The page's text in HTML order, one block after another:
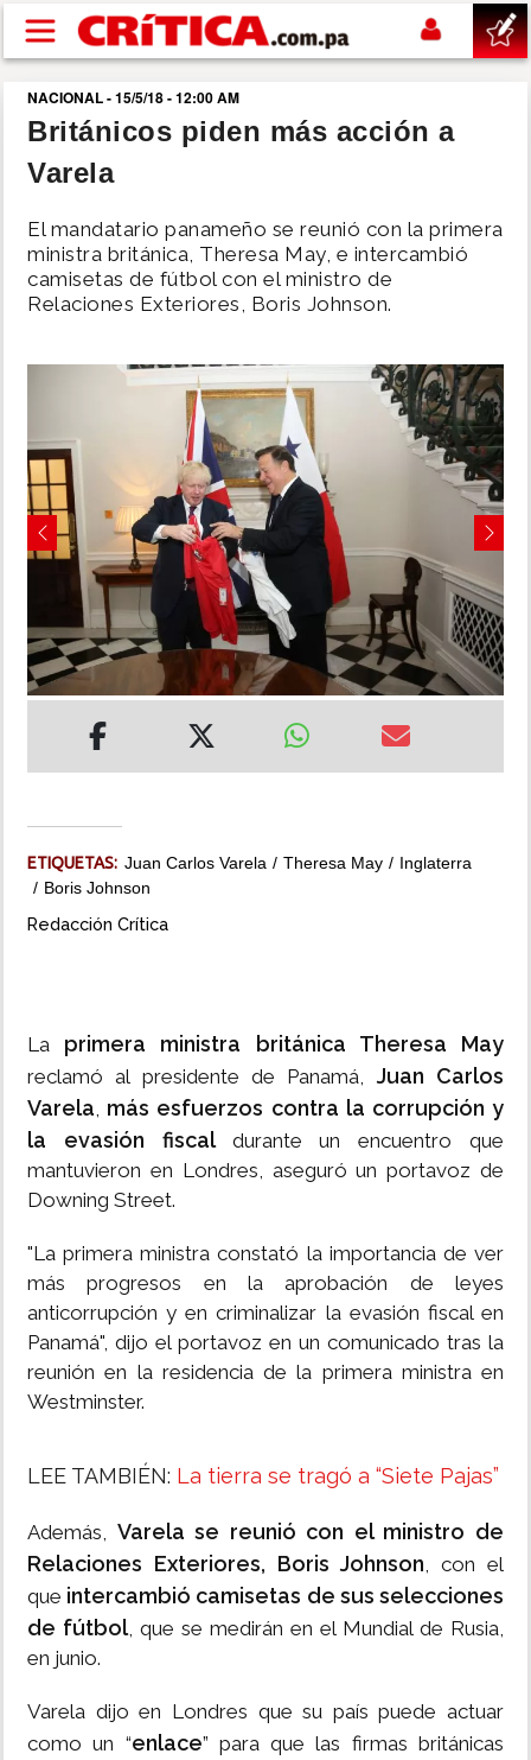
Pasar al contenido principal
buscar
SUCESOS
NACIONAL
POLÍTICA
DEPORTES
MUNDIAL 2026
MUNDO
INSÓLITAS
IMPRESO
NACIONAL - 15/5/18 - 12:00 AM
Británicos piden más acción a
Varela
El mandatario panameño se reunió con la primera
ministra británica, Theresa May, e intercambió
camisetas de fútbol con el ministro de
Relaciones Exteriores, Boris Johnson.
Previous Next
ETIQUETAS: Juan Carlos Varela Theresa May
Inglaterra
Boris Johnson
Redacción Crítica
La primera ministra británica Theresa May
reclamó al presidente de Panamá, Juan Carlos
Varela, más esfuerzos contra la corrupción y
la evasión fiscal durante un encuentro que
mantuvieron en Londres, aseguró un portavoz de
Downing Street.
"La primera ministra constató la importancia de ver
más progresos en la aprobación de leyes
anticorrupción y en criminalizar la evasión fiscal en
Panamá", dijo el portavoz en un comunicado tras la
reunión en la residencia de la primera ministra en
Westminster.
LEE TAMBIÉN: La tierra se tragó a “Siete Pajas”
Además, Varela se reunió con el ministro de
Relaciones Exteriores, Boris Johnson, con el
que intercambió camisetas de sus selecciones
de fútbol, que se medirán en el Mundial de Rusia,
en junio.
Varela dijo en Londres que su país puede actuar
como un “enlace” para que las firmas británicas